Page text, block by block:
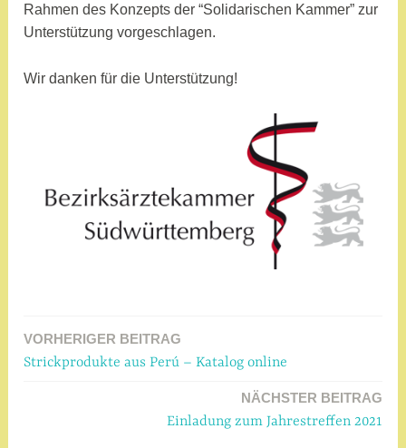
Rahmen des Konzepts der “Solidarischen Kammer” zur
Unterstützung vorgeschlagen.
Wir danken für die Unterstützung!
Beitragsnavigation
VORHERIGER BEITRAG
Strickprodukte aus Perú – Katalog online
NÄCHSTER BEITRAG
Einladung zum Jahrestreffen 2021